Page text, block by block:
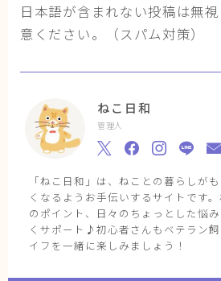
日本語が含まれない投稿は無
意ください。（スパム対策）
ねこ日和
管理人
「ねこ日和」は、ねことの暮らしが
くなるようお手伝いするサイトです
のポイント、日々のちょっとした悩
くサポート♪初心者さんもベテラン
イフを一緒に楽しみましょう！